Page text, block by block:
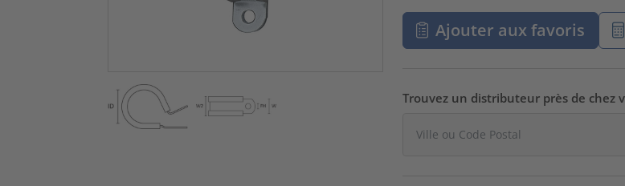
Ajouter aux favoris
Trouvez un distributeur près de chez